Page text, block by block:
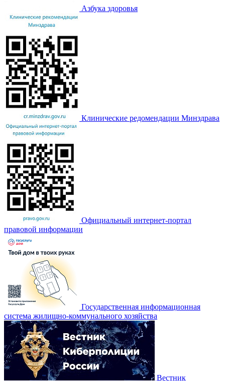
Азбука здоровья
Клинические редомендации Минздрава
Официальный интернет-портал
правовой информации
Государственная информационная
система жилищно-коммунального хозяйства
Вестник